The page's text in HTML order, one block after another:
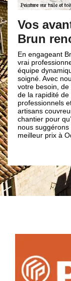
avantages
Brun
en
dynamique et
Avec nous vous
de conseil
de notre
et sérieux.
couvreurs dans la
pour qu’il reste
prix à Odeillo Via.